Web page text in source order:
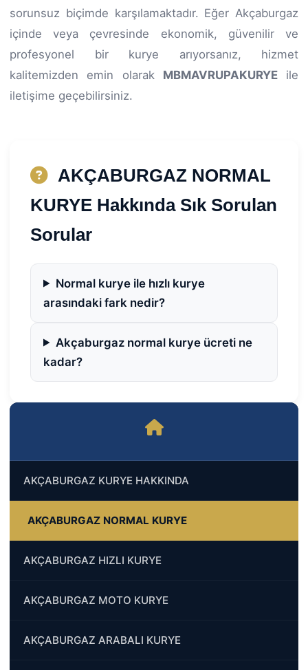
AKÇABURGAZ KURYE HAKKINDA
AKÇABURGAZ NORMAL KURYE
AKÇABURGAZ HIZLI KURYE
AKÇABURGAZ MOTO KURYE
AKÇABURGAZ ARABALI KURYE
sorunsuz biçimde karşılamaktadır. Eğer Akçaburgaz
içinde veya çevresinde ekonomik, güvenilir ve
profesyonel bir kurye arıyorsanız, hizmet
kalitemizden emin olarak MBMAVRUPAKURYEile
iletişime geçebilirsiniz.
AKÇABURGAZ NORMAL
KURYE Hakkında Sık Sorulan
Sorular
Normal kurye ile hızlı kurye
arasındaki fark nedir?
Akçaburgaz normal kurye ücreti ne
kadar?